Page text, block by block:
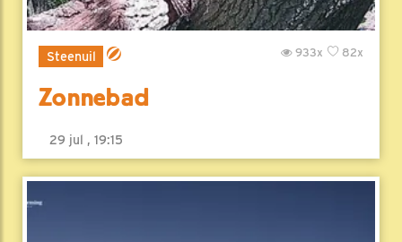
Steenuil 82x
933x
Zonnebad
29 jul , 19:15